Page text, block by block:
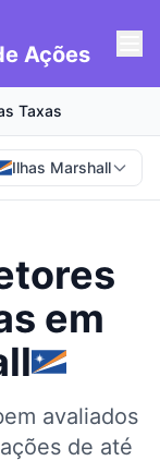
Ações
Taxas
Ilhas Marshall
em
avaliados
de até